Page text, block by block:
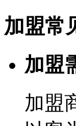
加盟常
加盟
加盟